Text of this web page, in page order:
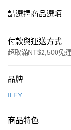
請選擇商品選項
付款與運送方式
超取滿NT$2,500免運
信用卡一次付款
3 期 0 利率 每期
品牌
ILEY
商品特色